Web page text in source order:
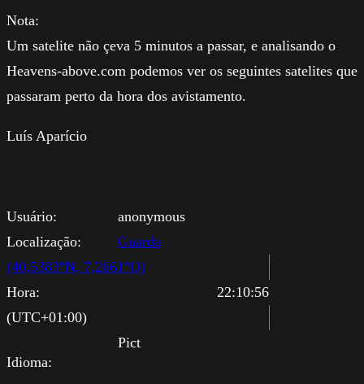
Nota:
Um satelite não çeva 5 minutos a passar, e analisando o
Heavens-above.com podemos ver os seguintes satelites que
passaram perto da hora dos avistamento.
Luís Aparício
Usuário:
anonymous
Localização:
Guarda
(40,5383°N, 7,2661°O)
Hora:
22:10:56
(UTC+01:00)
Idioma:
Pict